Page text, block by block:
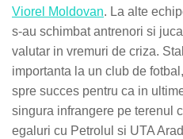
Viorel Moldovan. La alte
s-au schimbat antrenori si
valutar in vremuri de criza.
importanta la un club de
spre succes pentru ca in
singura infrangere pe terenul
egaluri cu Petrolul si UTA